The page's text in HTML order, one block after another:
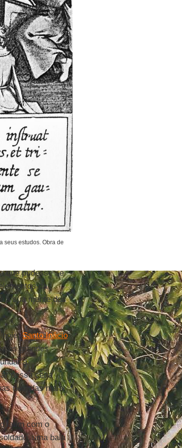
seus estudos. Obra de
que pudesse se
da
a sua mente dos
hoje,Santo Inácio
as grandes
a
nessa cena
décadas mais
latim com o
uma bala